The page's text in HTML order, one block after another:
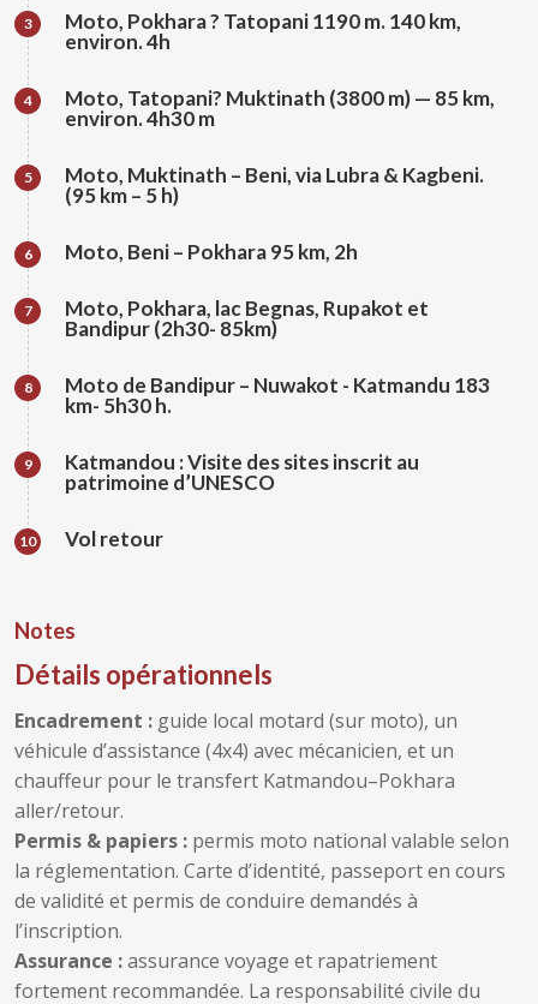
3
Moto, Pokhara ? Tatopani 1190 m. 140 km,
environ. 4h
4
Moto, Tatopani? Muktinath (3800 m) — 85 km,
environ. 4h30 m
5
Moto, Muktinath – Beni, via Lubra & Kagbeni.
(95 km – 5 h)
6 Moto, Beni – Pokhara 95 km, 2h
7
Moto, Pokhara, lac Begnas, Rupakot et
Bandipur (2h30- 85km)
8
Moto de Bandipur – Nuwakot - Katmandu 183
km- 5h30 h.
9
Katmandou : Visite des sites inscrit au
patrimoine d’UNESCO
10 Vol retour
Notes
Détails opérationnels
Encadrement : guide local motard (sur moto), un
véhicule d’assistance (4x4) avec mécanicien, et un
chauffeur pour le transfert Katmandou–Pokhara
aller/retour.
Permis & papiers : permis moto national valable selon
la réglementation. Carte d’identité, passeport en cours
de validité et permis de conduire demandés à
l’inscription.
Assurance :assurance voyage et rapatriement
fortement recommandée. La responsabilité civile du